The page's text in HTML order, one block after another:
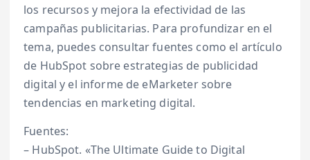
los recursos y mejora la efectividad de las
campañas publicitarias. Para profundizar en el
tema, puedes consultar fuentes como el artículo
de HubSpot sobre estrategias de publicidad
digital y el informe de eMarketer sobre
tendencias en marketing digital.
Fuentes:
– HubSpot. «The Ultimate Guide to Digital